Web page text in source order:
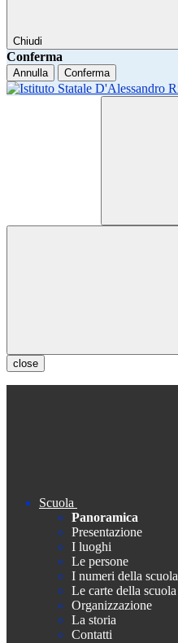
Chiudi
Conferma
Annulla Conferma
close
Scuola
Panoramica
Presentazione
I luoghi
Le persone
I numeri della scuola
Le carte della scuola
Organizzazione
La storia
Contatti